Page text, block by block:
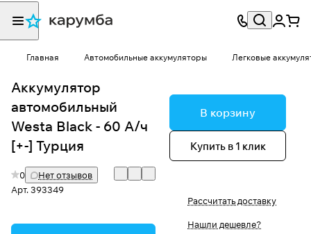
Главная Автомобильные аккумуляторы Легковые
Аккумулятор
автомобильный
Westa Black - 60 А/ч
[+-] Турция
0
Нет отзывов
Арт.393349
В корзину
Купить в 1 клик
Рассчитать доставку
Нашли дешевле?